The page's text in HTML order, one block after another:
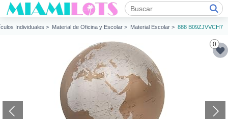
Individuales > Material de Oficina y Escolar > Material Escolar > 888 B09ZJVVCH7
0